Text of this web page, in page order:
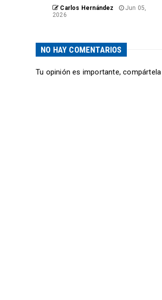
Carlos Hernández
Jun 05,
2026
NO HAY COMENTARIOS
Tu opinión es importante,